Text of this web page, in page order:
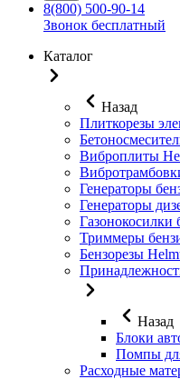
8(800) 500-90-14
Звонок бесплатный
Каталог
Назад
Плиткорезы
Виброплиты
Генераторы
Генераторы
Газонокосилки
Триммеры
Бензорезы
Назад
Блоки
Помпы
Расходные